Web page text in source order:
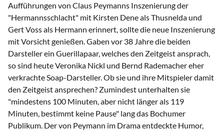
Aufführungen von Claus Peymanns Inszenierung der
"Hermannsschlacht" mit Kirsten Dene als Thusnelda und
Gert Voss als Hermann erinnert, sollte die neue Inszenierung
mit Vorsicht genießen. Gaben vor 38 Jahre die beiden
Darsteller ein Guerillapaar, welches den Zeitgeist ansprach,
so sind heute Veronika Nickl und Bernd Rademacher eher
verkrachte Soap-Darsteller. Ob sie und ihre Mitspieler damit
den Zeitgeist ansprechen? Zumindest unterhalten sie
"mindestens 100 Minuten, aber nicht länger als 119
Minuten, bestimmt keine Pause" lang das Bochumer
Publikum. Der von Peymann im Drama entdeckte Humor,